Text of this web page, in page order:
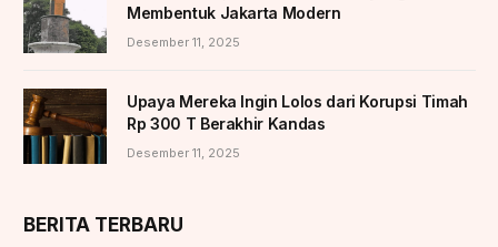
Membentuk Jakarta Modern
Desember 11, 2025
Upaya Mereka Ingin Lolos dari Korupsi Timah
Rp 300 T Berakhir Kandas
Desember 11, 2025
BERITA TERBARU